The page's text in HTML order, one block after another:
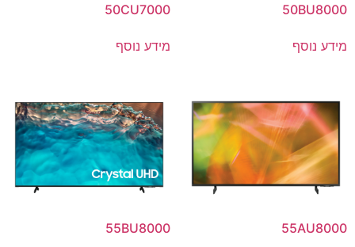
50BU8000
מידע נוסף
50CU7000
מידע נוסף
55AU8000
55BU8000